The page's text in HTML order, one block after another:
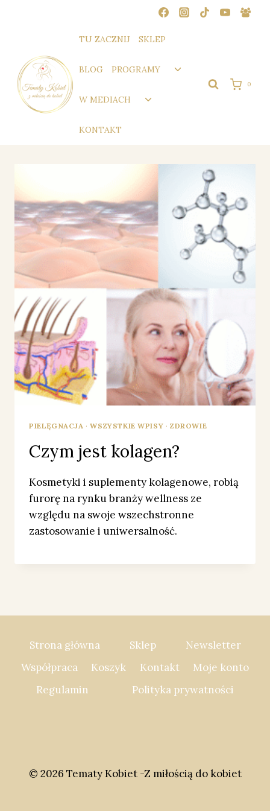
TU ZACZNIJ SKLEP
BLOG PROGRAMY
Przełącz
podrzędne
W MEDIACH
Przełącz
KONTAKT
0
PIELĘGNACJA ·WSZYSTKIE WPISY ·ZDROWIE
Czym jest kolagen?
Kosmetyki i suplementy kolagenowe, robią
furorę na rynku branży wellness ze
względu na swoje wszechstronne
zastosowanie i uniwersalność.
Strona główna Sklep
Newsletter
Współpraca
Koszyk Kontakt
Moje konto
Regulamin
Polityka prywatności
© 2026 Tematy Kobiet -Z miłością do kobiet